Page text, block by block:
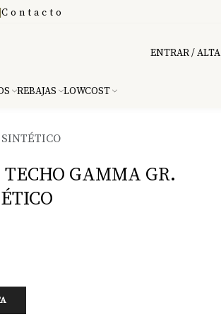
Contacto
ENTRAR / ALTA
REBAJAS LOWCOST
GAMMA GR.